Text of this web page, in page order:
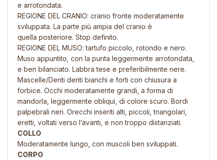
e arrotondata.
REGIONE DEL CRANIO: cranio fronte moderatamente
sviluppata. La parte più ampia del cranio è
quella posteriore. Stop definito.
REGIONE DEL MUSO: tartufo piccolo, rotondo e nero.
Muso appuntito, con la punta leggermente arrotondata,
e ben bilanciato. Labbratese e preferibilmente nere.
Mascelle/Denti denti bianchi e forti con chiusura a
forbice. Occhi moderatamente grandi, a forma di
mandorla, leggermente obliqui, di colore scuro. Bordi
palpebrali neri. Orecchi inseriti alti, piccoli, triangolari,
eretti, voltati verso l’avanti, e non troppo distanziati.
COLLO
Moderatamente lungo, con muscoli ben sviluppati.
CORPO